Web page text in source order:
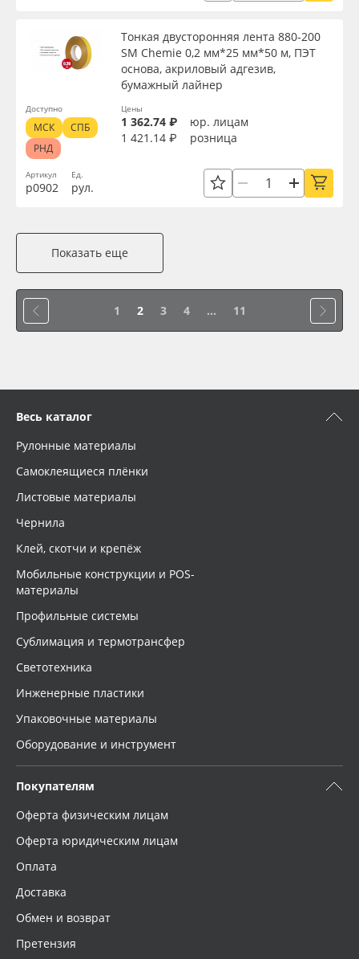
Артикул
р0902
Тонкая двусторонняя лента 880-200
SM Chemie 0,2 мм*25 мм*50 м, ПЭТ
основа, акриловый адгезив,
бумажный лайнер
Ед.
рул.
Цены
1 362.74 ₽
юр. лицам
1 421.14 ₽
розница
Доступно
МСК
СПБ
РНД
Показать еще
1 2 3 4 ... 11
Весь каталог
Рулонные материалы
Самоклеящиеся плёнки
Листовые материалы
Чернила
Клей, скотчи и крепёж
Мобильные конструкции и POS-
материалы
Профильные системы
Сублимация и термотрансфер
Светотехника
Инженерные пластики
Упаковочные материалы
Оборудование и инструмент
Покупателям
Оферта физическим лицам
Оферта юридическим лицам
Оплата
Доставка
Обмен и возврат
Претензия